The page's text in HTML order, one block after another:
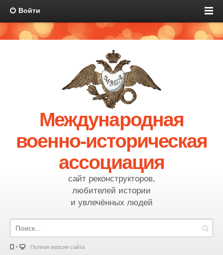
Войти
Международная
военно-историческая
ассоциация
сайт реконструкторов,
любителей истории
и увлечённых людей
Полная версия сайта